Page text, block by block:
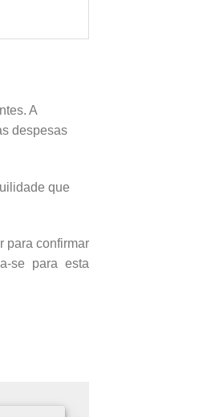
A
despesas
que
para confirmar
se para esta